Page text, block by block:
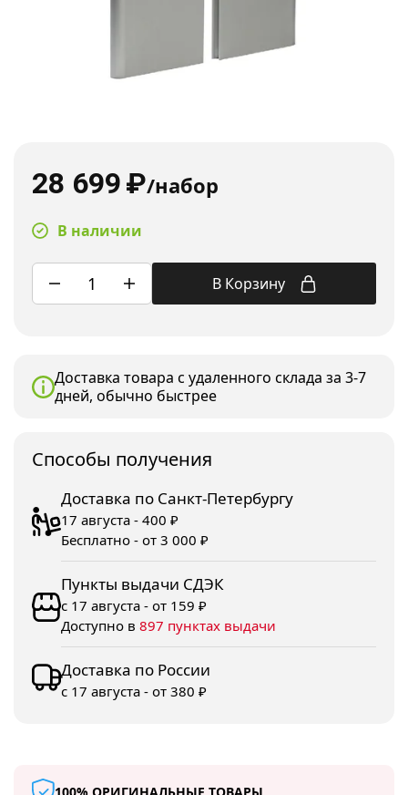
28 699₽/набор
В наличии
В Корзину
Доставка товара с удаленного склада за 3-7
дней, обычно быстрее
Споcобы получения
Доставка по Санкт-Петербургу
17 августа - 400 ₽
Бесплатно - от 3 000 ₽
Пункты выдачи СДЭК
с 17 августа - от 159 ₽
Доступно в 897 пунктах выдачи
Доставка по России
с 17 августа - от 380 ₽
100% ОРИГИНАЛЬНЫЕ ТОВАРЫ